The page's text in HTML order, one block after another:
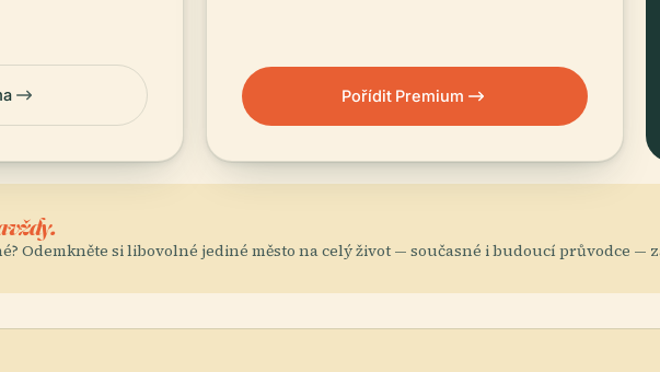
Pořídit Premium
Odemkněte si libovolné jediné město na celý život — současné i budoucí průvodce —